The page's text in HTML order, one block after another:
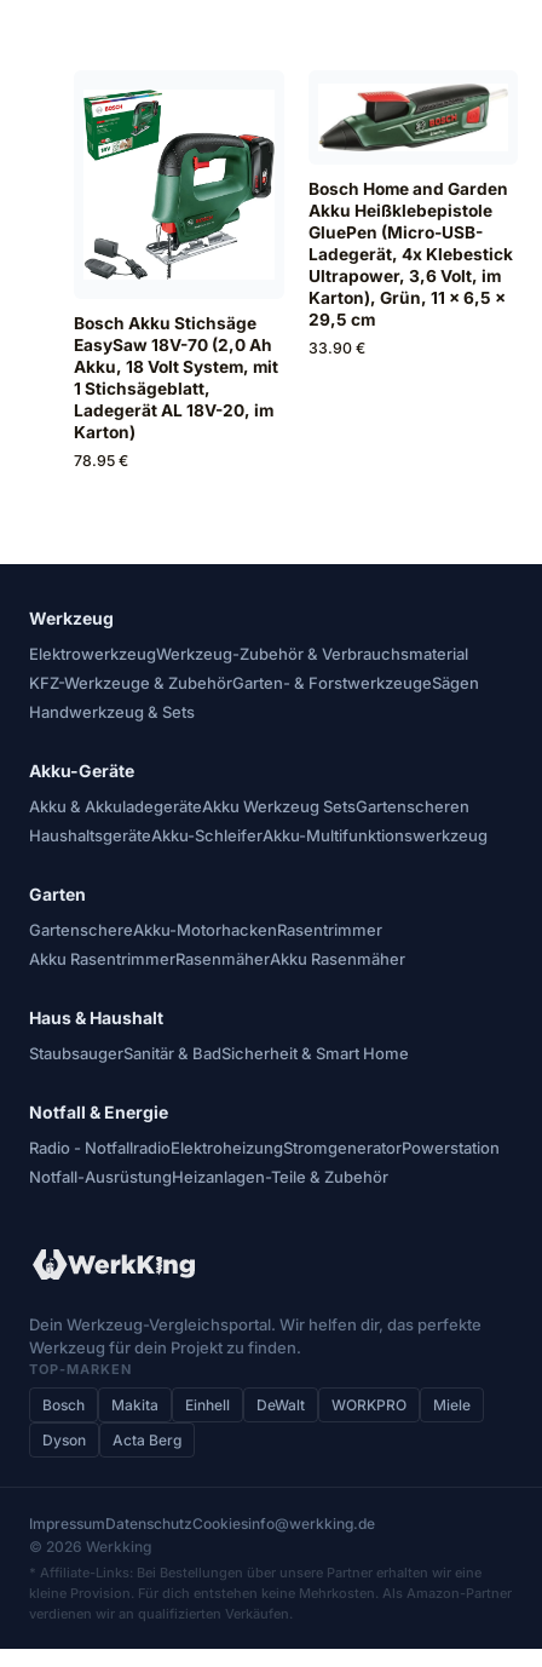
Bosch Akku Stichsäge
EasySaw 18V-70 (2,0 Ah
Akku, 18 Volt System, mit
1 Stichsägeblatt,
Ladegerät AL 18V-20, im
Karton)
78.95 €
Bosch Home and Garden
Akku Heißklebepistole
GluePen (Micro-USB-
Ladegerät, 4x Klebestick
Ultrapower, 3,6 Volt, im
Karton), Grün, 11 x 6,5 x
29,5 cm
33.90 €
Werkzeug
ElektrowerkzeugWerkzeug-Zubehör & Verbrauchsmaterial
KFZ-Werkzeuge & ZubehörGarten- & ForstwerkzeugeSägen
Handwerkzeug & Sets
Akku-Geräte
Akku & AkkuladegeräteAkku Werkzeug SetsGartenscheren
HaushaltsgeräteAkku-SchleiferAkku-Multifunktionswerkzeug
Garten
GartenschereAkku-MotorhackenRasentrimmer
Akku RasentrimmerRasenmäherAkku Rasenmäher
Haus & Haushalt
StaubsaugerSanitär & BadSicherheit & Smart Home
Notfall & Energie
Radio - NotfallradioElektroheizungStromgeneratorPowerstation
Notfall-AusrüstungHeizanlagen-Teile & Zubehör
Dein Werkzeug-Vergleichsportal. Wir helfen dir, das perfekte
Werkzeug für dein Projekt zu finden.
TOP-MARKEN
Bosch Makita Einhell DeWalt WORKPRO
Miele
Dyson
Acta Berg
ImpressumDatenschutzCookiesinfo@werkking.de
© 2026 Werkking
* Affiliate-Links: Bei Bestellungen über unsere Partner erhalten wir eine
kleine Provision. Für dich entstehen keine Mehrkosten. Als Amazon-Partner
verdienen wir an qualifizierten Verkäufen.